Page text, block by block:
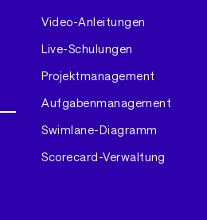
Video-Anleitungen
Live-Schulungen
Projektmanagement
Aufgabenmanagement
Swimlane-Diagramm
Scorecard-Verwaltung